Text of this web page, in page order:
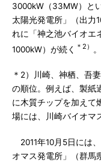
3000kW（33MW）と
太陽光発電所」（出力
れに「神之池バイオエ
1000kW）が続く ＊2）
＊2）川崎、神栖、吾
の順位。例えば、製紙
に木質チップを加えて
場には、川崎バイオマ
2011年10月5日には
オマス発電所」（群馬